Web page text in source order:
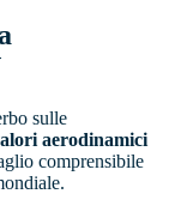
sulle
aerodinamici
comprensibile